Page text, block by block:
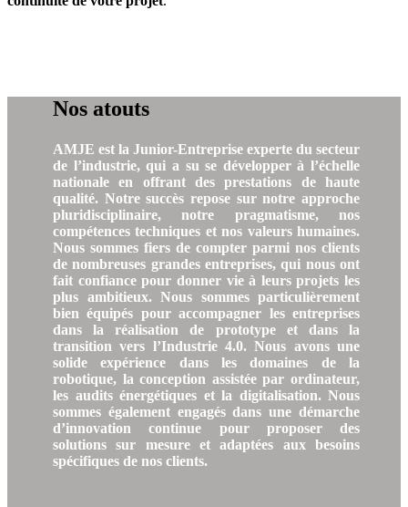
Nos atouts
AMJE est la Junior-Entreprise experte du secteur
de l’industrie, qui a su se développer à l’échelle
nationale en offrant des prestations de haute
qualité. Notre succès repose sur notre approche
pluridisciplinaire, notre pragmatisme, nos
compétences techniques et nos valeurs humaines.
Nous sommes fiers de compter parmi nos clients
de nombreuses grandes entreprises, qui nous ont
fait confiance pour donner vie à leurs projets les
plus ambitieux. Nous sommes particulièrement
bien équipés pour accompagner les entreprises
dans la réalisation de prototype et dans la
transition vers l’Industrie 4.0. Nous avons une
solide expérience dans les domaines de la
robotique, la conception assistée par ordinateur,
les audits énergétiques et la digitalisation. Nous
sommes également engagés dans une démarche
d’innovation continue pour proposer des
solutions sur mesure et adaptées aux besoins
spécifiques de nos clients.